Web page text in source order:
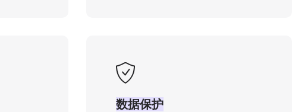
数据保护